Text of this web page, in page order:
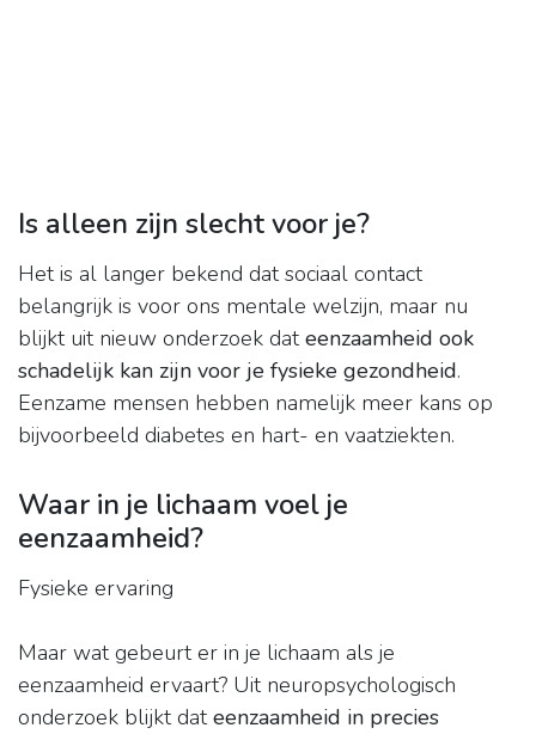
Is alleen zijn slecht voor je?
Het is al langer bekend dat sociaal contact
belangrijk is voor ons mentale welzijn, maar nu
blijkt uit nieuw onderzoek dateenzaamheid ook
schadelijk kan zijn voor je fysieke gezondheid.
Eenzame mensen hebben namelijk meer kans op
bijvoorbeeld diabetes en hart- en vaatziekten.
Waar in je lichaam voel je
eenzaamheid?
Fysieke ervaring
Maar wat gebeurt er in je lichaam als je
eenzaamheid ervaart? Uit neuropsychologisch
onderzoek blijkt dateenzaamheid in precies